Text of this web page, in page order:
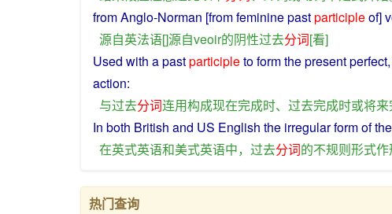
from Anglo-Norman [fromfemininepastparticipleof]
源自英法语[]源自veoir的阴性过去分词[看]
Used with apastparticipletoformthepresentperfect,
action:
与过去分词连用构成现在完成时、 过去完成时或将来
In both British and US English the irregularformofthe
在英式英语和美式英语中， 过去分词的不规则形式作
热门查询